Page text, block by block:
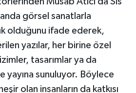
görsel sanatlarla
olduğunu ifade ederek,
yazılar, her birine özel
tasarımlar ya da
sunuluyor. Böylece
olan insanların da katkısı